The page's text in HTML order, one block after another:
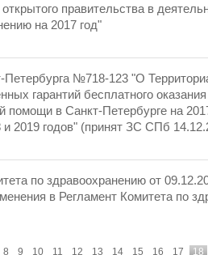
правительства в
на 2017 год"
Петербурга №718-123 "О
гарантий бесплатного
помощи в Санкт-Петербурге на
и 2019 годов" (принят ЗС СПб
по здравоохранению от
в Регламент Комитета по
8 9 10 11 12 13 14 15 16 17
18